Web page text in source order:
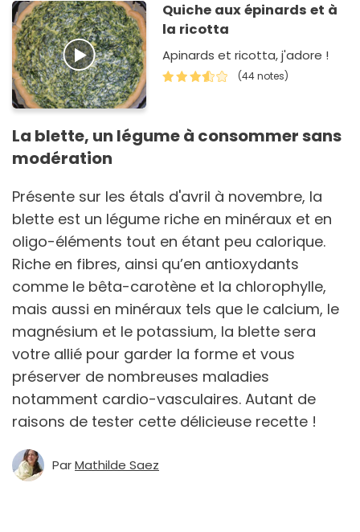
Quiche aux épinards et à
la ricotta
Apinards et ricotta, j'adore !
(44 notes)
La blette, un légume à consommer sans
modération
Présente sur les étals d'avril à novembre, la
blette est un légume riche en minéraux et en
oligo-éléments tout en étant peu calorique.
Riche en fibres, ainsi qu’en antioxydants
comme le bêta-carotène et la chlorophylle,
mais aussi en minéraux tels que le calcium, le
magnésium et le potassium, la blette sera
votre allié pour garder la forme et vous
préserver de nombreuses maladies
notamment cardio-vasculaires. Autant de
raisons de tester cette délicieuse recette !
ParMathilde Saez